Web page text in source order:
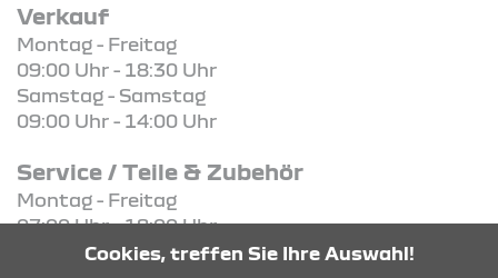
Verkauf
Montag - Freitag
09:00 Uhr - 18:30 Uhr
Samstag - Samstag
09:00 Uhr - 14:00 Uhr
Service / Teile & Zubehör
Montag - Freitag
07:00 Uhr - 18:00 Uhr
Cookies, treffen Sie Ihre Auswahl!